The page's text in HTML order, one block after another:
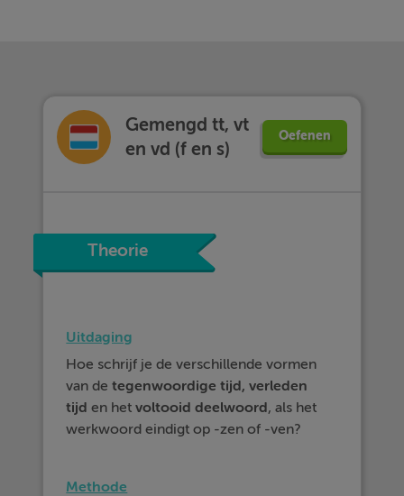
Gemengd tt, vt
en vd (f en s)
Oefenen
Theorie
Uitdaging
Hoe schrijf je de verschillende vormen
van detegenwoordige tijd, verleden
tijd en het voltooid deelwoord, als het
werkwoord eindigt op -zen of -ven?
Methode